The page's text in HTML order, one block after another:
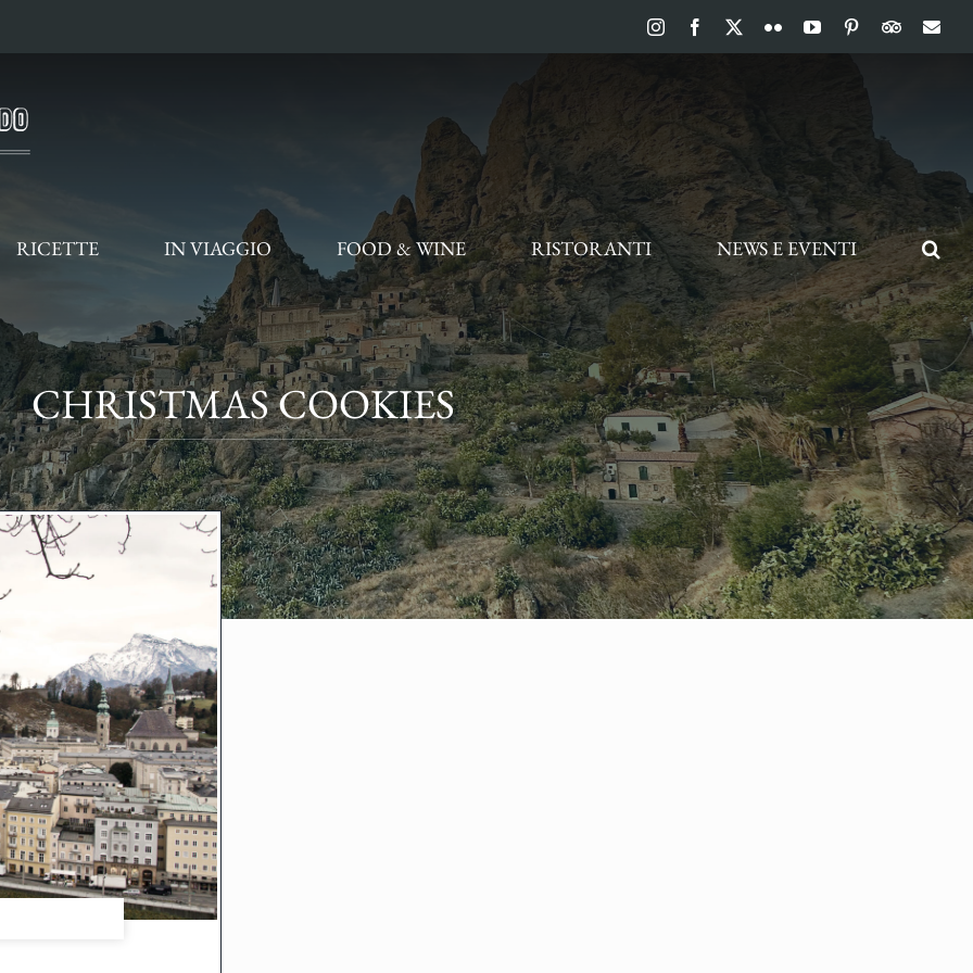
InstagramFacebook FlickrYouTubePinterest
RICETTE IN VIAGGIO FOOD & WINE RISTORANTI NEWS E EVENTI
CHRISTMAS COOKIES